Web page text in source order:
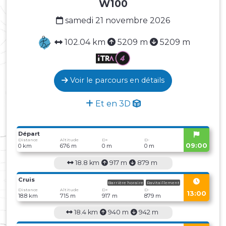
W100
samedi 21 novembre 2026
102.04 km 5209 m 5209 m
Voir le parcours en détails
Et en 3D
Départ
Distance
0 km
Altitude
676 m
D+
0 m
D-
0 m 09:00
18.8 km 917 m 879 m
Cruis Barrière horaire
Ravitaillement
Distance
18.8 km
Altitude
715 m
D+
917 m
D-
879 m 13:00
18.4 km 940 m 942 m